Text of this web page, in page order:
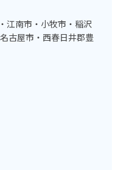
江南市・小牧市・稲沢
古屋市・西春日井郡豊